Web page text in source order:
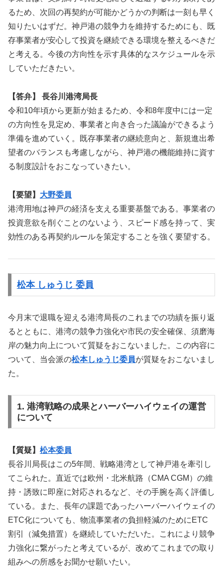
るため、次回の再契約が可能かどうかの判断は一刻も早く
知りたいはずだ。神戸港の競争力を維持するためにも、既
存事業者が安心して投資を継続できる環境を整えるべきだ
と考える。今後の方向性を示す具体的なスケジュールを示
していただきたい。
【答弁】 長谷川港湾局長
令和10年頃から更新が始まるため、令和8年度中には一定
の方向性を見定め、事業者と向き合った議論ができるよう
準備を進めていく。既存事業者の継続意向と、新規進出希
望者のバランスも考慮しながら、神戸港の機能維持に資す
る制度設計をおこなっていきたい。
【要望】 大野委員
港湾用地は神戸の経済を支える重要基盤である。事業者の
投資意欲を削ぐことのないよう、スピード感を持って、実
効性のある再契約ルールを策定することを強く要望する。
松本 しゅうじ 委員
今月末で退職を迎える港湾局長のこれまでの功績を振り返
るとともに、港湾の競争力強化や市民の安全確保、須磨海
岸の魅力向上について質疑をおこないました。この内容に
ついて、当会派の松本しゅうじ委員が質疑をおこないまし
た。
1. 港湾戦略の成果とハーバーハイウェイの運営
について
【質疑】 松本委員
長谷川局長はこの5年間、戦略港湾として神戸港を牽引し
てこられた。直近では欧州・北米航路（CMA CGM）の維
持・誘致に即座に対応されるなど、その手腕を高く評価し
ている。また、長年の課題であったハーバーハイウェイの
ETC化についても、物流事業者の負担軽減のためにETC
割引（減免措置）を継続していただいた。これにより競争
力強化に繋がったと考えているが、改めてこれまでの取り
組みへの所感をお聞かせ願いたい。